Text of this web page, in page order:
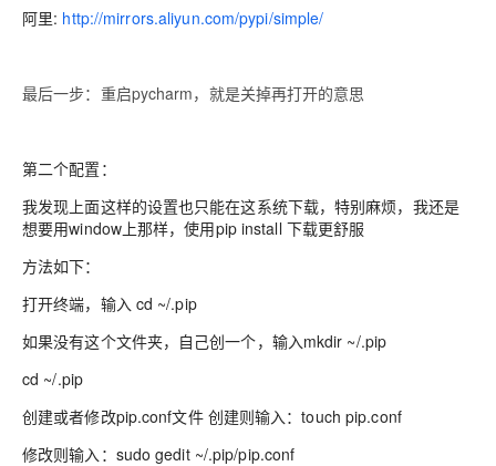
阿里: http://mirrors.aliyun.com/pypi/simple/
最后一步：重启pycharm，就是关掉再打开的意思
第二个配置：
我发现上面这样的设置也只能在这系统下载，特别麻烦，我还是
想要用window上那样，使用pip install 下载更舒服
方法如下：
打开终端，输入 cd ~/.pip
如果没有这个文件夹，自己创一个，输入mkdir ~/.pip
cd ~/.pip
创建或者修改pip.conf文件 创建则输入：touch pip.conf
修改则输入：sudo gedit ~/.pip/pip.conf